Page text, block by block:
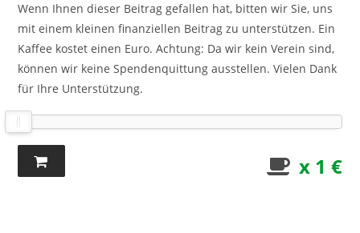
Wenn Ihnen dieser Beitrag gefallen hat, bitten wir Sie, uns
mit einem kleinen finanziellen Beitrag zu unterstützen. Ein
Kaffee kostet einen Euro. Achtung: Da wir kein Verein sind,
können wir keine Spendenquittung ausstellen. Vielen Dank
für Ihre Unterstützung.
x 1 €